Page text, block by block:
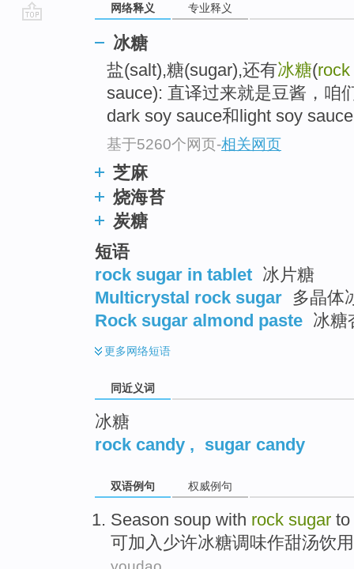
网络释义 专业释义
冰糖
盐(salt),糖(sugar),还有冰糖(
sauce): 直译过来就是豆酱，咱
dark soy sauce和light soy sauce
基于5260个网页-相关网页
芝麻
烧海苔
炭糖
短语
rock sugar in tablet 冰片糖
Multicrystal rock sugar 多晶体
Rock sugar almond paste 冰糖
更多网络短语
同近义词
冰糖
rock candy , sugar candy
双语例句 权威例句
Season soup with rock sugar
可加入 少许冰糖调味作甜汤饮